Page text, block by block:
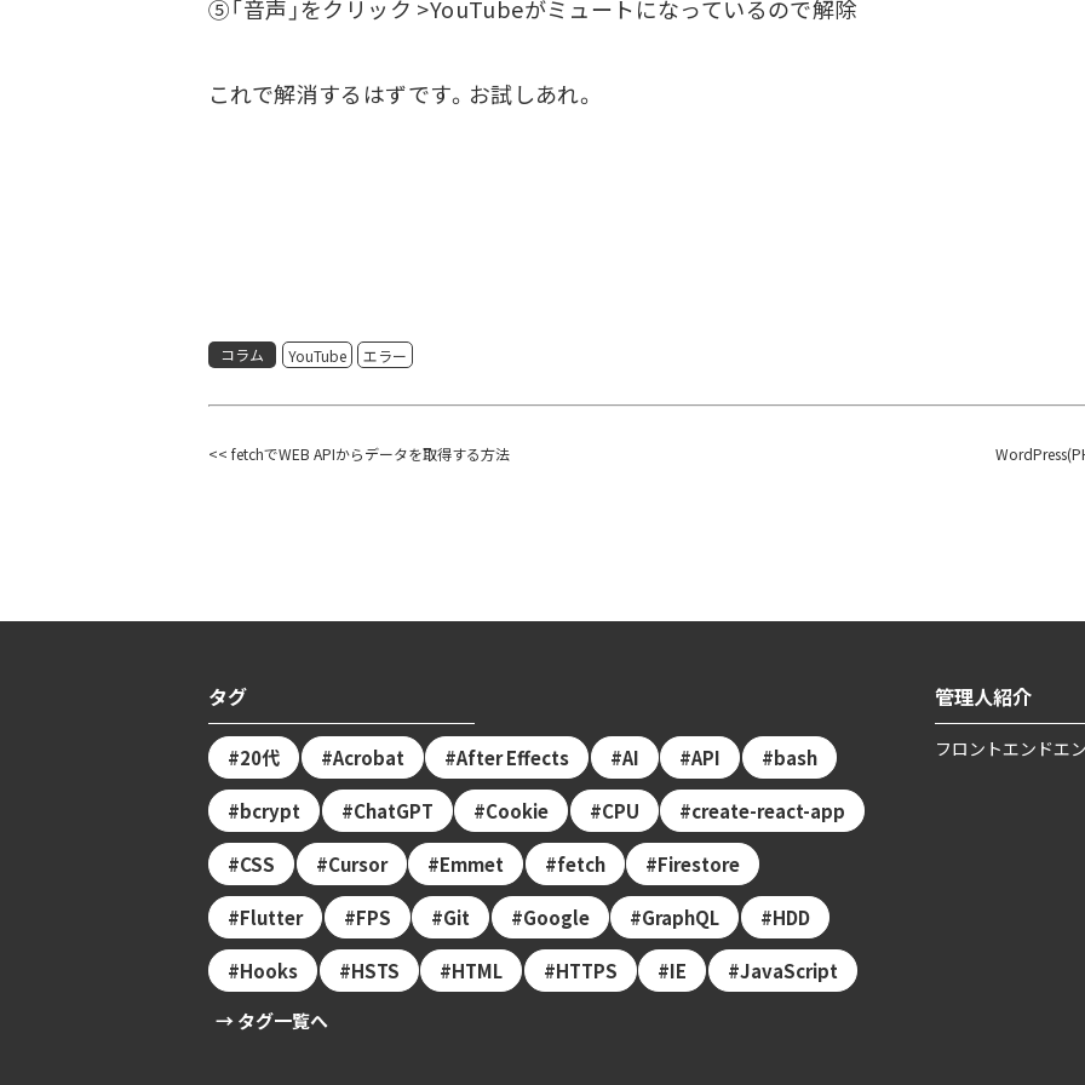
⑤「音声」をクリック >YouTubeがミュートになっているので解除
これで解消するはずです。お試しあれ。
コラム YouTube エラー
<< fetchでWEB APIからデータを取得する方法
タグ
20代 Acrobat After Effects AI API bash
bcrypt ChatGPT Cookie CPU create-react-app
CSS Cursor Emmet fetch Firestore
Flutter FPS Git Google GraphQL HDD
Hooks HSTS HTML HTTPS IE
JavaScript
→ タグ一覧へ
管理人紹介
フロントエンドエ